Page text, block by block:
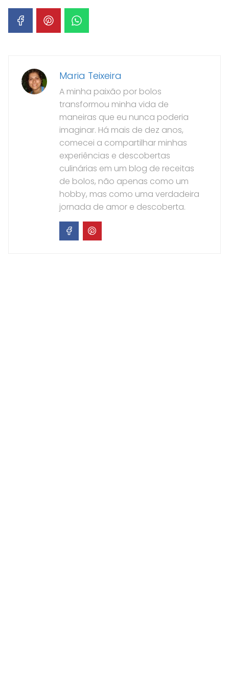
Maria Teixeira
A minha paixão por bolos
transformou minha vida de
maneiras que eu nunca poderia
imaginar. Há mais de dez anos,
comecei a compartilhar minhas
experiências e descobertas
culinárias em um blog de receitas
de bolos, não apenas como um
hobby, mas como uma verdadeira
jornada de amor e descoberta.